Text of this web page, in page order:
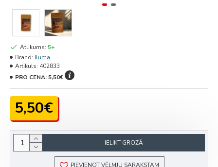
5,50€
Atlikums: 5+
Brand: Iluma
Artikuls: 402833
PRO CENA:5,50€
IELIKT GROZĀ
PIEVIENOT VĒLMJU SARAKSTAM